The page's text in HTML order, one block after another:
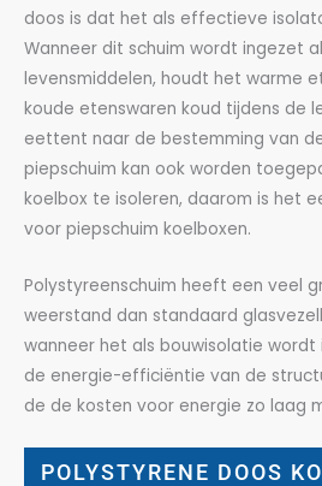
doos is dat het als effectieve
Wanneer dit schuim wordt ingezet
levensmiddelen, houdt het warme
koude etenswaren koud tijdens de
eettent naar de bestemming van
piepschuim kan ook worden
koelbox te isoleren, daarom is het
voor piepschuim koelboxen.
Polystyreenschuim heeft een veel
weerstand dan standaard
wanneer het als bouwisolatie
de energie-efficiëntie van de
de de kosten voor energie zo laag
POLYSTYRENE DOOS